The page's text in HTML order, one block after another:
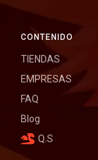
CONTENIDO
TIENDAS
EMPRESAS
FAQ
Blog
Q.S